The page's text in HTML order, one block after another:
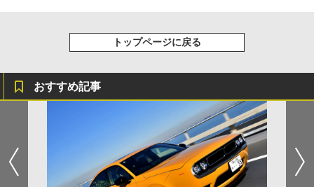
トップページに戻る
おすすめ記事